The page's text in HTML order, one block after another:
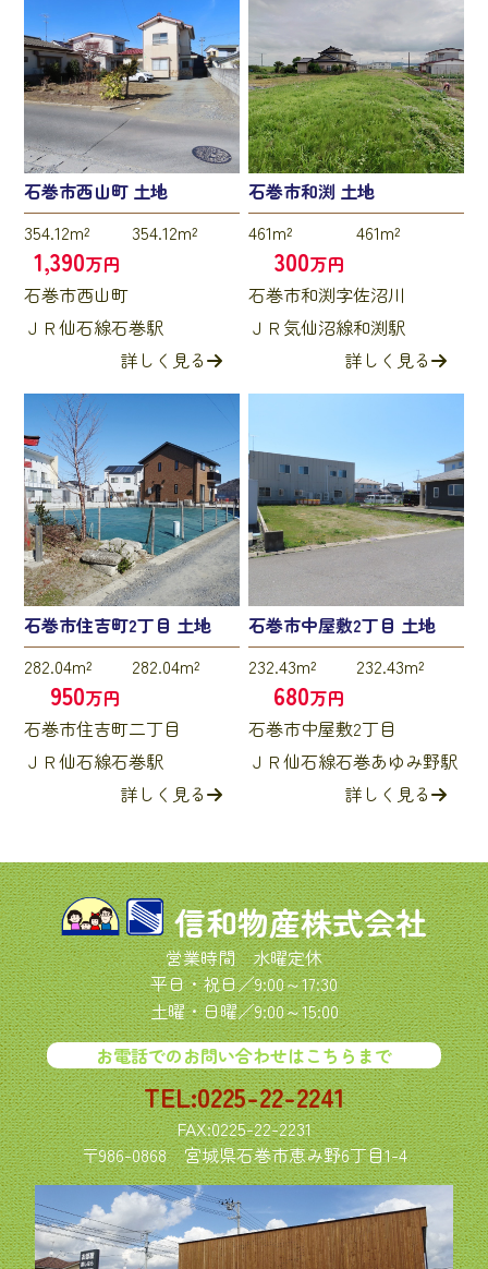
石巻市西山町 土地
1,390万円
354.12m² 354.12m²
石巻市西山町
ＪＲ仙石線石巻駅
詳しく見る
石巻市和渕 土地
300万円
461m² 461m²
石巻市和渕字佐沼川
ＪＲ気仙沼線和渕駅
詳しく見る
石巻市住吉町2丁目 土地
950万円
282.04m² 282.04m²
石巻市住吉町二丁目
ＪＲ仙石線石巻駅
詳しく見る
石巻市中屋敷2丁目 土地
680万円
232.43m² 232.43m²
石巻市中屋敷2丁目
ＪＲ仙石線石巻あゆみ野駅
詳しく見る
信和物産株式会社
営業時間 水曜定休
平日・祝日／9:00～17:30
土曜・日曜／9:00～15:00
お電話でのお問い合わせはこちらまで
TEL:0225-22-2241
FAX:0225-22-2231
〒986-0868宮城県石巻市恵み野6丁目1-4